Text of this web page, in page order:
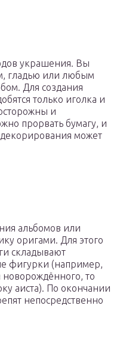
украшения. Вы
гладью или любым
Для создания
только иголка и
и
прорвать бумагу, и
может
альбомов или
оригами. Для этого
складывают
фигурки (например,
новорождённого, то
аиста). По окончании
непосредственно